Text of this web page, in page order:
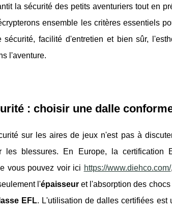
la sécurité des petits aventuriers tout en
ensemble les critères essentiels
sécurité, facilité d'entretien et bien sûr,
l'aventure.
: choisir une dalle
sur les aires de jeux n'est pas à
les blessures. En Europe, la
vous pouvez voir ici https://www.diehco.com/
l'épaisseuret l'absorption des chocs
EFL. L'utilisation de dalles certifiées